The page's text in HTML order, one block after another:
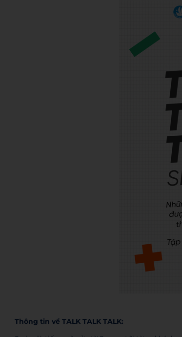
Thông tin về TALK TALK TALK: